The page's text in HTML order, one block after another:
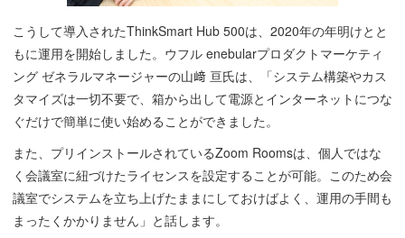
こうして導入されたThinkSmart Hub 500は、2020年の年明けとと
もに運用を開始しました。ウフル enebularプロダクトマーケティ
ング ゼネラルマネージャーの山﨑 亘氏は、「システム構築やカス
タマイズは一切不要で、箱から出して電源とインターネットにつな
ぐだけで簡単に使い始めることができました。
また、プリインストールされているZoom Roomsは、個人ではな
く会議室に紐づけたライセンスを設定することが可能。このため会
議室でシステムを立ち上げたままにしておけばよく、運用の手間も
まったくかかりません」と話します。